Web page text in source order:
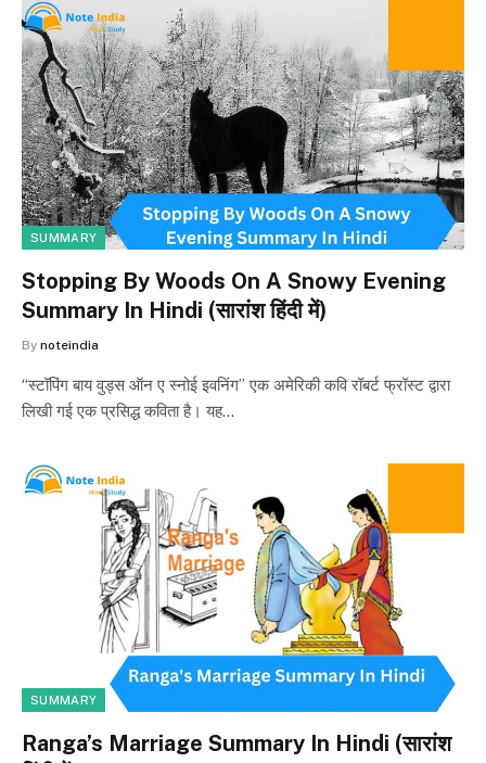
SUMMARY
Stopping By Woods On A Snowy Evening
Summary In Hindi (सारांश हिंदी में)
By noteindia
“स्टॉपिंग बाय वुड्स ऑन ए स्नोई इवनिंग” एक अमेरिकी कवि रॉबर्ट फ्रॉस्ट द्वारा
लिखी गई एक प्रसिद्ध कविता है। यह…
SUMMARY
Ranga’s Marriage Summary In Hindi (सारांश